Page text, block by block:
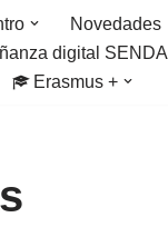
Novedades
digital SENDA
Erasmus +